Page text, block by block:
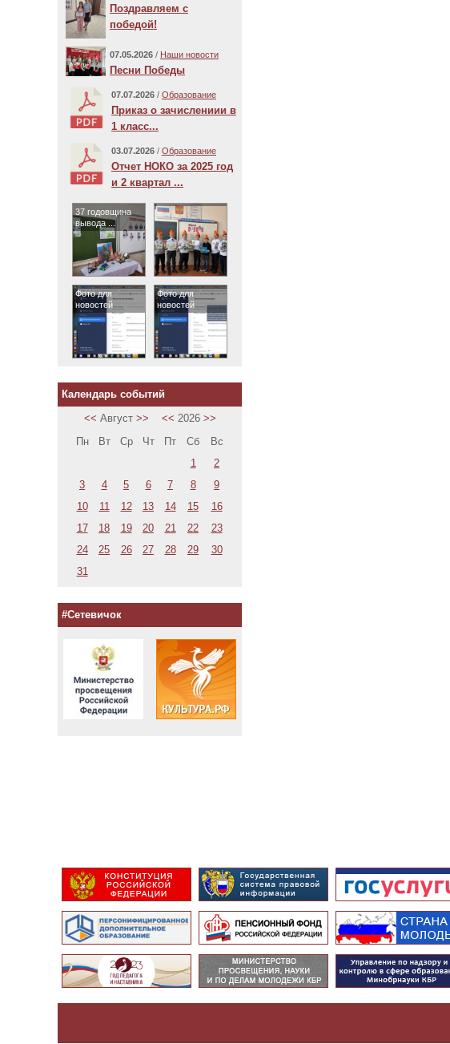
Поздравляем с
победой!
07.05.2026 / Наши новости
Песни Победы
07.07.2026 / Образование
Приказ о зачислениии в
1 класс...
03.07.2026 / Образование
Отчет НОКО за 2025 год
и 2 квартал ...
37 годовщина
вывода ...
Фото для
новостей
Фото для
новостей
Календарь событий
<< Август >> << 2026 >>
Пн
Вт Ср Чт Пт Сб
Вс
1
2
3
4 5 6 7 8
9
10
11 12 13 14 15
16
17
18 19 20 21 22
23
24
25 26 27 28 29
30
31
#Сетевичок